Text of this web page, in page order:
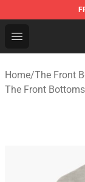
Open menu
The Front
Home/The Front
The Front